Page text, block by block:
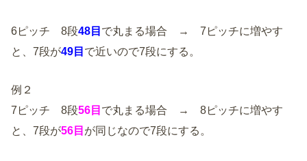
6ピッチ 8段48目 で丸まる場合 → 7ピッチに増やす
と、7段が49目 で近いので7段にする。
例２
7ピッチ 8段56目 で丸まる場合 → 8ピッチに増やす
と、7段が56目 が同じなので7段にする。